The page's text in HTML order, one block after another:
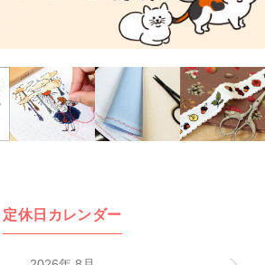
定休日カレンダー